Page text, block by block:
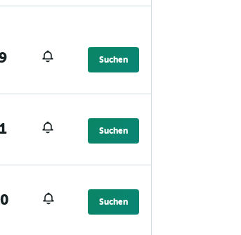
Suchen
Suchen
Suchen